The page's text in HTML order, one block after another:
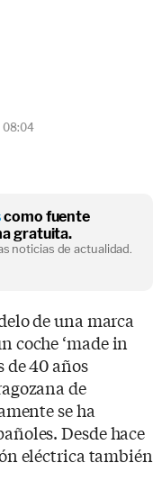
08:04
como fuente
gratuita.
noticias de actualidad.
de una marca
coche ‘made in
de 40 años
de
se ha
Desde hace
eléctrica también